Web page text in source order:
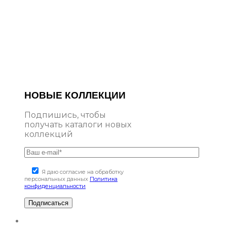
НОВЫЕ КОЛЛЕКЦИИ
Подпишись, чтобы
получать каталоги новых
коллекций
Я даю согласие на обработку
персональных данных Политика
конфиденциальности